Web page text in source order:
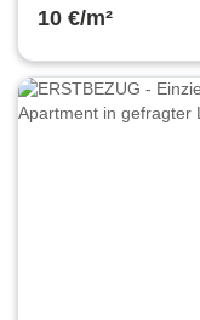
10 €/m²